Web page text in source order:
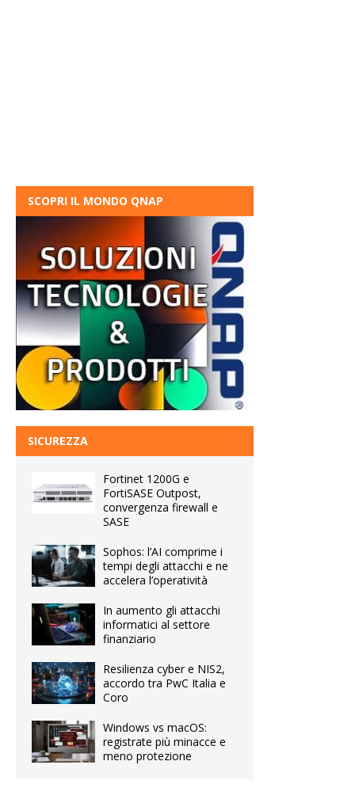
SCOPRI IL MONDO QNAP
SICUREZZA
Fortinet 1200G e
FortiSASE Outpost,
convergenza firewall e
SASE
Sophos: l’AI comprime i
tempi degli attacchi e ne
accelera l’operatività
In aumento gli attacchi
informatici al settore
finanziario
Resilienza cyber e NIS2,
accordo tra PwC Italia e
Coro
Windows vs macOS:
registrate più minacce e
meno protezione